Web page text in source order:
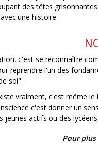
des têtes
une histoire.
c'est se reconnaître
reprendre l'un des
soi".
vraiment, c'est même
c'est donner un
jeunes actifs ou des
Pour